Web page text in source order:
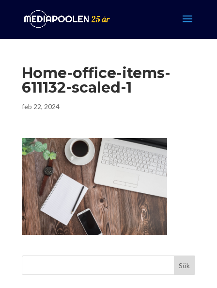
Home-office-items-
611132-scaled-1
feb 22, 2024